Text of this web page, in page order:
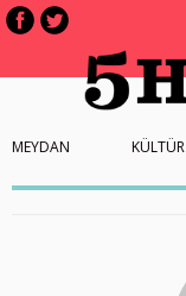
MEYDAN KÜLTÜR